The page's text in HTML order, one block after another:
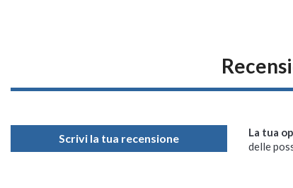
Scrivi la tua recensione La tua
delle